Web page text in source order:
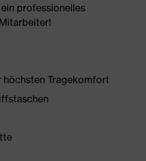
professionelles
höchsten Tragekomfort